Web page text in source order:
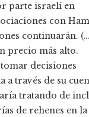
parte israelí en
con
continuarán.
precio más alto.
decisiones
a través de su
tratando de
de rehenes en la